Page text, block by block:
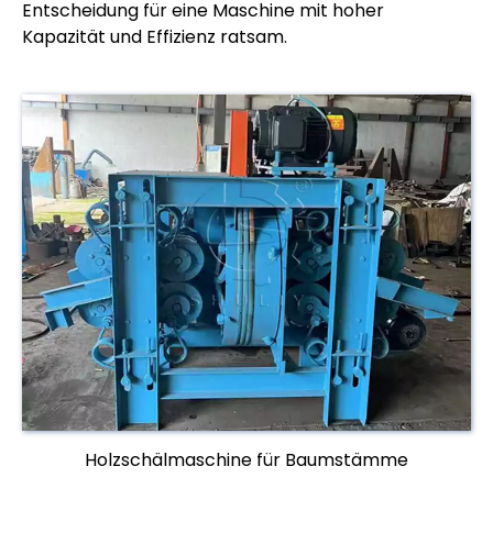
Entscheidung für eine Maschine mit hoher
Kapazität und Effizienz ratsam.
Holzschälmaschine für Baumstämme